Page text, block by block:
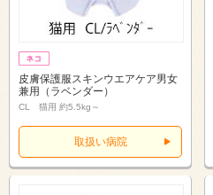
皮膚保護服スキンウエアケア男女
兼用（ラベンダー）
CL 猫用 約5.5kg～
取扱い病院